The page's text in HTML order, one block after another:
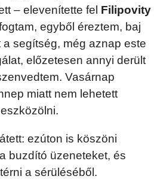
– elevenítette fel Filipovity
egyből éreztem, baj
segítség, még aznap este
előzetesen annyi derült
Vasárnap
miatt nem lehetett
ezúton is köszöni
buzdító üzeneteket, és
a sérüléséből.